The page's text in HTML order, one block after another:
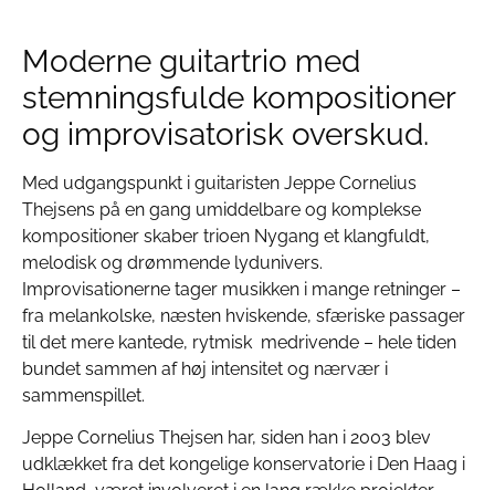
Moderne guitartrio med
stemningsfulde kompositioner
og improvisatorisk overskud.
Med udgangspunkt i guitaristen Jeppe Cornelius
Thejsens på en gang umiddelbare og komplekse
kompositioner skaber trioen Nygang et klangfuldt,
melodisk og drømmende lydunivers.
Improvisationerne tager musikken i mange retninger –
fra melankolske, næsten hviskende, sfæriske passager
til det mere kantede, rytmisk medrivende – hele tiden
bundet sammen af høj intensitet og nærvær i
sammenspillet.
Jeppe Cornelius Thejsen har, siden han i 2003 blev
udklækket fra det kongelige konservatorie i Den Haag i